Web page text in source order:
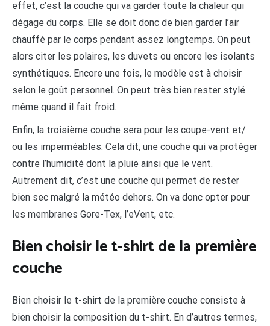
effet, c’est la couche qui va garder toute la chaleur qui
dégage du corps. Elle se doit donc de bien garder l’air
chauffé par le corps pendant assez longtemps. On peut
alors citer les polaires, les duvets ou encore les isolants
synthétiques. Encore une fois, le modèle est à choisir
selon le goût personnel. On peut très bien rester stylé
même quand il fait froid.
Enfin, la troisième couche sera pour les coupe-vent et/
ou les imperméables. Cela dit, une couche qui va protéger
contre l’humidité dont la pluie ainsi que le vent.
Autrement dit, c’est une couche qui permet de rester
bien sec malgré la météo dehors. On va donc opter pour
les membranes Gore-Tex, l’eVent, etc.
Bien choisir le t-shirt de la première
couche
Bien choisir le t-shirt de la première couche consiste à
bien choisir la composition du t-shirt. En d’autres termes,